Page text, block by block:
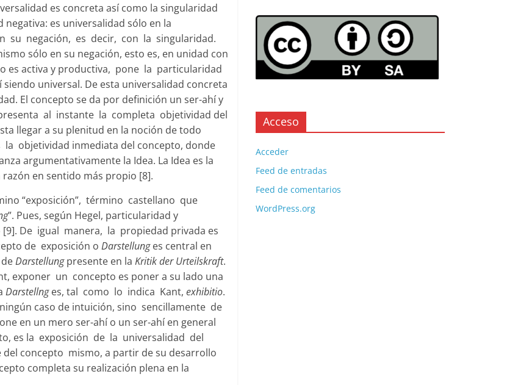
es concreta así como la singularidad
es universalidad sólo en la
su negación, es decir, con la singularidad.
sólo en su negación, esto es, en unidad con
es activa y productiva, pone la particularidad
universal. De esta universalidad concreta
El concepto se da por definición un ser-ahí y
al instante la completa objetividad del
llegar a su plenitud en la noción de todo
objetividad inmediata del concepto, donde
argumentativamente la Idea. La Idea es la
en sentido más propio [8].
“exposición”, término castellano que
”. Pues, según Hegel, particularidad y
De igual manera, la propiedad privada es
de exposición o Darstellunges central en
Darstellungpresente en la Kritik der Urteilskraft.
exponer un concepto es poner a su lado una
Darstellnges, tal como lo indica Kant, exhibitio.
caso de intuición, sino sencillamente de
en un mero ser-ahí o un ser-ahí en general
es la exposición de la universalidad del
del concepto mismo, a partir de su desarrollo
completa su realización plena en la
Acceso
Acceder
Feed de entradas
Feed de comentarios
WordPress.org